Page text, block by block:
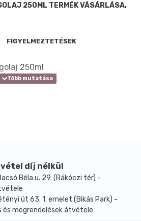
250ML TERMÉK VÁSÁRLÁSA,
FIGYELMEZTETÉSEK
250ml
díj nélkül
Béla u. 29. (Rákóczi tér) -
út 63. 1. emelet (Bikás Park) -
és megrendelések átvétele